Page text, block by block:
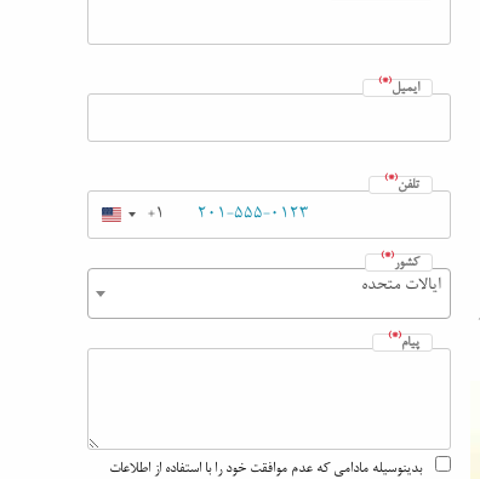
ایمیل(*)
تلفن(*)
+1
کشور (*)
ایالات متحده
پیام(*)
بدینوسیله مادامی که عدم موافقت خود را با استفاده از اطلاعات